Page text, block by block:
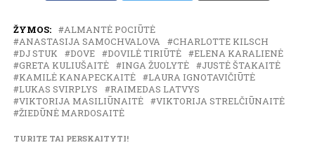
ŽYMOS:
ALMANTĖ POCIŪTĖ
ANASTASIJA SAMOCHVALOVA
CHARLOTTE KILSCH
DJ STUK
DOVE DOVILĖ TIRIŪTĖ
ELENA KARALIENĖ
GRETA KULIUŠAITĖ
INGA ŽUOLYTĖ
JUSTĖ ŠTAKAITĖ
KAMILĖ KANAPECKAITĖ
LAURA IGNOTAVIČIŪTĖ
LUKAS SVIRPLYS
RAIMEDAS LATVYS
VIKTORIJA MASILIŪNAITĖ
VIKTORIJA STRELČIŪNAITĖ
ŽIEDŪNĖ MARDOSAITĖ
TURITE TAI PERSKAITYTI!